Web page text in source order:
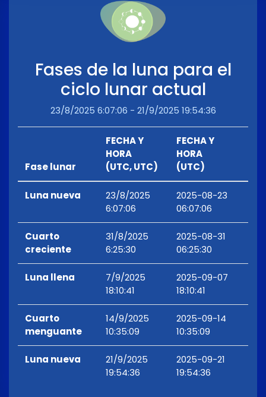
Fases de la luna para el
ciclo lunar actual
23/8/2025 6:07:06 - 21/9/2025 19:54:36
Fase lunar
FECHA Y
HORA
(UTC, UTC)
FECHA Y
HORA
(UTC)
Luna nueva
23/8/2025
6:07:06
2025-08-23
06:07:06
Cuarto
creciente
31/8/2025
6:25:30
2025-08-31
06:25:30
Luna llena
7/9/2025
18:10:41
2025-09-07
18:10:41
Cuarto
menguante
14/9/2025
10:35:09
2025-09-14
10:35:09
Luna nueva
21/9/2025
19:54:36
2025-09-21
19:54:36